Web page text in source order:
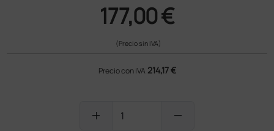
177,00 €
(Precio sin IVA)
Precio con IVA 214,17 €
add remove